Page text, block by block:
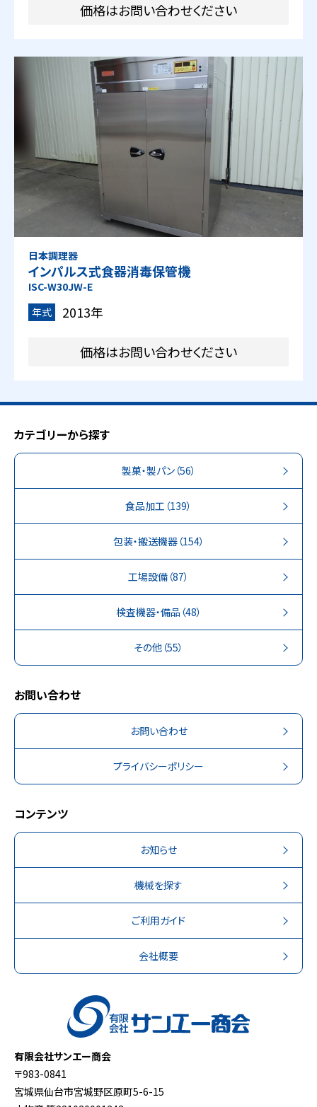
価格はお問い合わせください
日本調理器
インパルス式食器消毒保管機
ISC-W30JW-E
年式
2013年
価格はお問い合わせください
カテゴリーから探す
製菓・製パン（56）
食品加工 （139）
包装・搬送機器（154）
工場設備 （87）
検査機器・備品 （48）
その他 （55）
お問い合わせ
お問い合わせ
プライバシーポリシー
コンテンツ
お知らせ
機械を探す
ご利用ガイド
会社概要
有限会社サンエー商会
〒983-0841
宮城県仙台市宮城野区原町5-6-15